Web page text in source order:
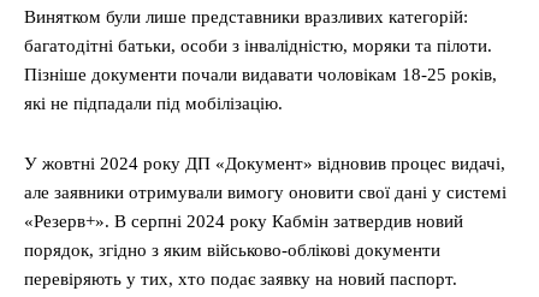
Винятком були лише представники вразливих категорій:
багатодітні батьки, особи з інвалідністю, моряки та пілоти.
Пізніше документи почали видавати чоловікам 18-25 років,
які не підпадали під мобілізацію.
У жовтні 2024 року ДП «Документ» відновив процес видачі,
але заявники отримували вимогу оновити свої дані у системі
«Резерв+». В серпні 2024 року Кабмін затвердив новий
порядок, згідно з яким військово-облікові документи
перевіряють у тих, хто подає заявку на новий паспорт.